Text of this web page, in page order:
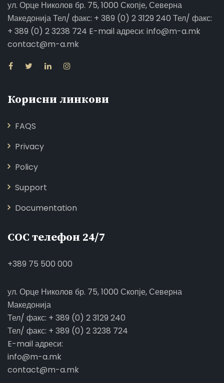
ул. Орце Николов бр. 75, 1000 Скопје, Северна
Македонија Тел/ факс: + 389 (0) 2 3129 240 Тел/ факс:
+ 389 (0) 2 3238 724 E-mail адреси: info@m-a.mk
contact@m-a.mk
Корисни линкови
FAQS
Privacy
Policy
Support
Documentation
СОС телефон 24/7
+389 75 500 000
ул. Орце Николов бр. 75, 1000 Скопје, Северна
Македонија
Тел/ факс: + 389 (0) 2 3129 240
Тел/ факс: + 389 (0) 2 3238 724
E-mail адреси:
info@m-a.mk
contact@m-a.mk